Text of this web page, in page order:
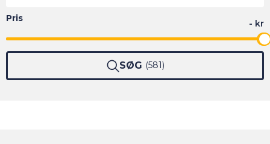
SØG 581